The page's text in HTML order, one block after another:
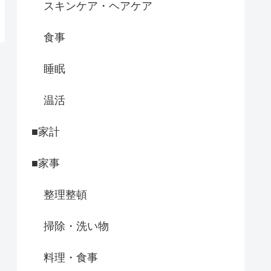
スキンケア・ヘアケア
食事
睡眠
温活
■家計
■家事
整理整頓
掃除・洗い物
料理・食事